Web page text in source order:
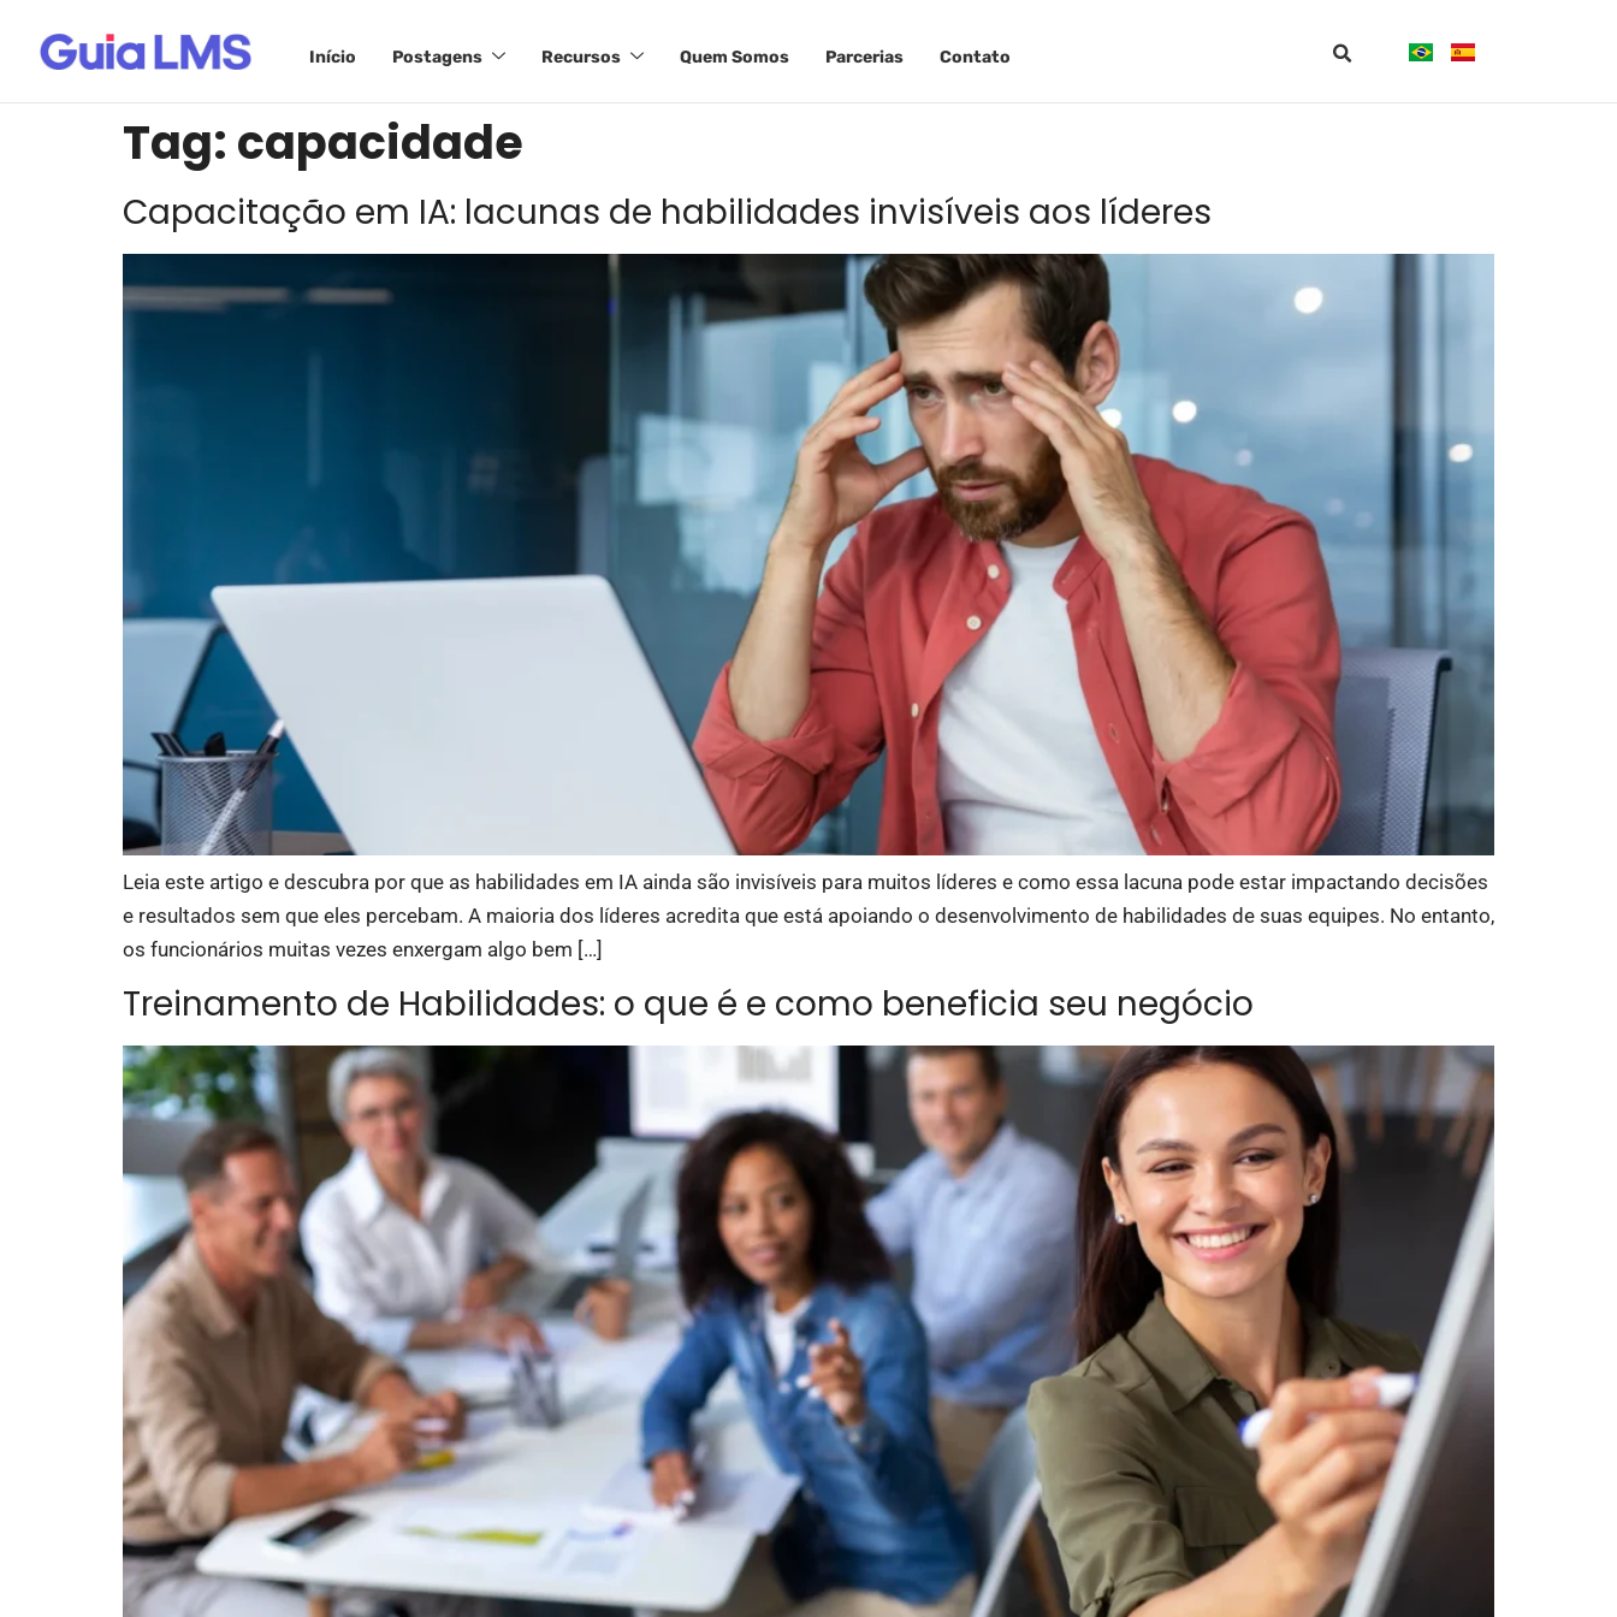
Início Postagens Recursos Quem Somos Parcerias Contato
Tag: capacidade
Capacitação em IA: lacunas de habilidades invisíveis aos líderes
Leia este artigo e descubra por que as habilidades em IA ainda são invisíveis para muitos líderes e como essa lacuna pode estar impactando decisões
e resultados sem que eles percebam. A maioria dos líderes acredita que está apoiando o desenvolvimento de habilidades de suas equipes. No entanto,
os funcionários muitas vezes enxergam algo bem […]
Treinamento de Habilidades: o que é e como beneficia seu negócio